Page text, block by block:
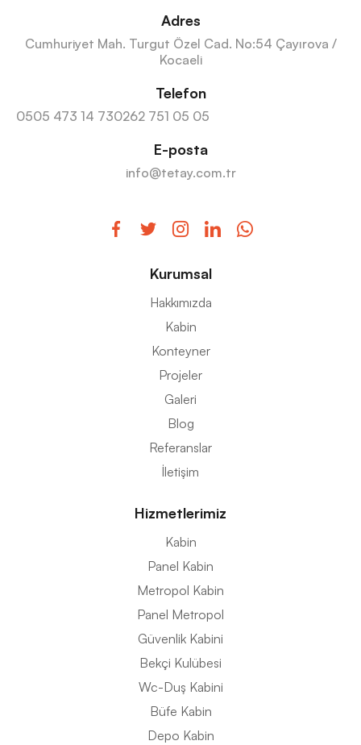
Adres
Cumhuriyet Mah. Turgut Özel Cad. No:54 Çayırova /
Kocaeli
Telefon
0505 473 14 730262 751 05 05
E-posta
info@tetay.com.tr
Kurumsal
Hakkımızda
Kabin
Konteyner
Projeler
Galeri
Blog
Referanslar
İletişim
Hizmetlerimiz
Kabin
Panel Kabin
Metropol Kabin
Panel Metropol
Güvenlik Kabini
Bekçi Kulübesi
Wc-Duş Kabini
Büfe Kabin
Depo Kabin